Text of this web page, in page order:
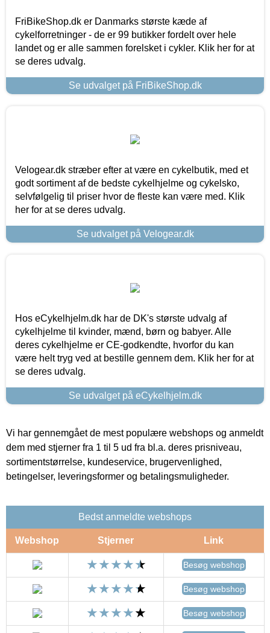
FriBikeShop.dk er Danmarks største kæde af
cykelforretninger - de er 99 butikker fordelt over hele
landet og er alle sammen forelsket i cykler. Klik her for at
se deres udvalg.
Se udvalget på FriBikeShop.dk
Velogear.dk stræber efter at være en cykelbutik, med et
godt sortiment af de bedste cykelhjelme og cykelsko,
selvfølgelig til priser hvor de fleste kan være med. Klik
her for at se deres udvalg.
Se udvalget på Velogear.dk
Hos eCykelhjelm.dk har de DK's største udvalg af
cykelhjelme til kvinder, mænd, børn og babyer. Alle
deres cykelhjelme er CE-godkendte, hvorfor du kan
være helt tryg ved at bestille gennem dem. Klik her for at
se deres udvalg.
Se udvalget på eCykelhjelm.dk
Vi har gennemgået de mest populære webshops og anmeldt
dem med stjerner fra 1 til 5 ud fra bl.a. deres prisniveau,
sortimentstørrelse, kundeservice, brugervenlighed,
betingelser, leveringsformer og betalingsmuligheder.
Bedst anmeldte webshops
Webshop Stjerner Link
Besøg webshop
Besøg webshop
Besøg webshop